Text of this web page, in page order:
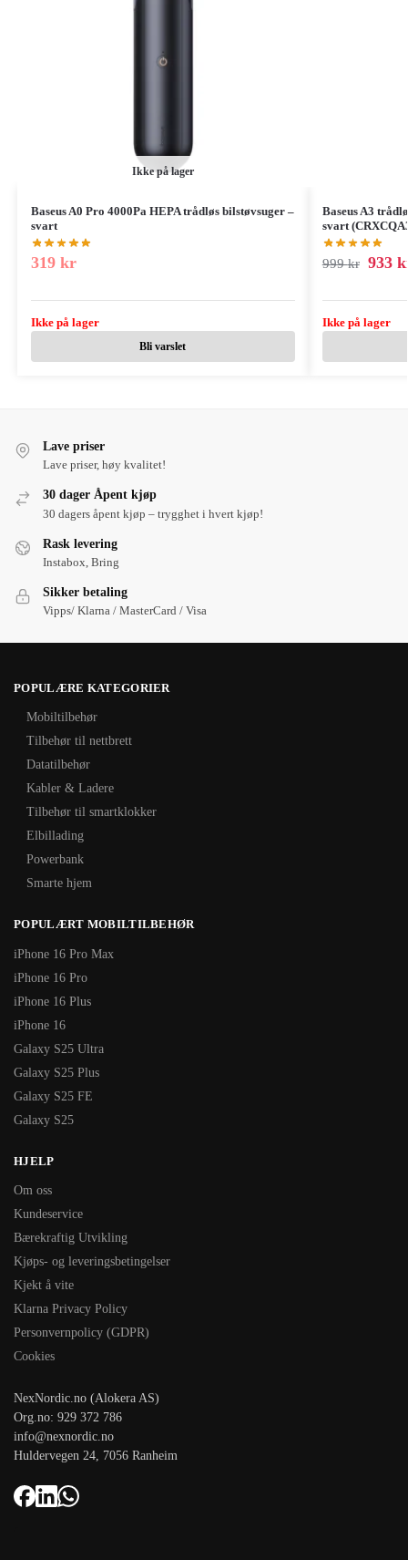
Ikke på lager
Baseus A0 Pro 4000Pa HEPA trådløs bilstøvsuger –
svart
319 kr
Ikke på lager
Bli varslet
Baseus A3
svart
999kr 933
Ikke på lager
Lave priser
Lave priser, høy kvalitet!
30 dager Åpent kjøp
30 dagers åpent kjøp – trygghet i hvert kjøp!
Rask levering
Instabox, Bring
Sikker betaling
Vipps/ Klarna / MasterCard / Visa
POPULÆRE KATEGORIER
Mobiltilbehør
Tilbehør til nettbrett
Datatilbehør
Kabler & Ladere
Tilbehør til smartklokker
Elbillading
Powerbank
Smarte hjem
POPULÆRT MOBILTILBEHØR
iPhone 16 Pro Max
iPhone 16 Pro
iPhone 16 Plus
iPhone 16
Galaxy S25 Ultra
Galaxy S25 Plus
Galaxy S25 FE
Galaxy S25
HJELP
Om oss
Kundeservice
Bærekraftig Utvikling
Kjøps- og leveringsbetingelser
Kjekt å vite
Klarna Privacy Policy
Personvernpolicy (GDPR)
Cookies
NexNordic.no (Alokera AS)
Org.no: 929 372 786
info@nexnordic.no
Huldervegen 24, 7056 Ranheim